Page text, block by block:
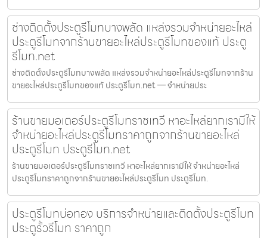
ช่างติดตั้งประตูรีโมทบางพลัด แหล่งรวมจำหน่ายอะไหล่
ประตูรีโมทจากร้านขายอะไหล่ประตูรีโมทของแท้ ประตู
รีโมท.net
ช่างติดตั้งประตูรีโมทบางพลัด แหล่งรวมจำหน่ายอะไหล่ประตูรีโมทจากร้าน
ขายอะไหล่ประตูรีโมทของแท้ ประตูรีโมท.net — จำหน่ายประ
ร้านขายมอเตอร์ประตูรีโมทราชเทวี หาอะไหล่ยากเรามีให้
จำหน่ายอะไหล่ประตูรีโมทราคาถูกจากร้านขายอะไหล่
ประตูรีโมท ประตูรีโมท.net
ร้านขายมอเตอร์ประตูรีโมทราชเทวี หาอะไหล่ยากเรามีให้ จำหน่ายอะไหล่
ประตูรีโมทราคาถูกจากร้านขายอะไหล่ประตูรีโมท ประตูรีโมท.
ประตูรีโมทบ่อทอง บริการจำหน่ายและติดตั้งประตูรีโมท
ประตูรั้วรีโมท ราคาถูก